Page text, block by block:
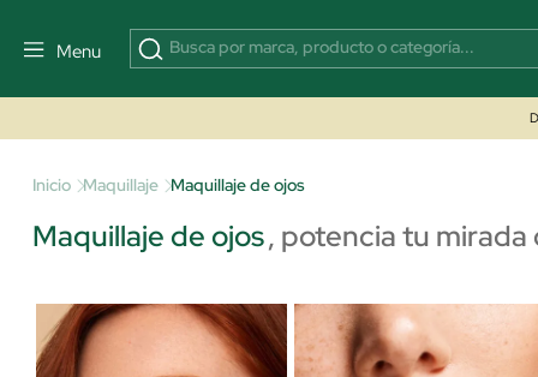
Menu
Inicio Maquillaje Maquillaje de ojos
Maquillaje de ojos, potencia tu mirada